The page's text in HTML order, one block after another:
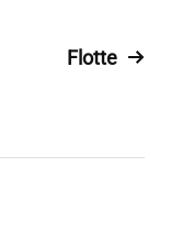
Flotte